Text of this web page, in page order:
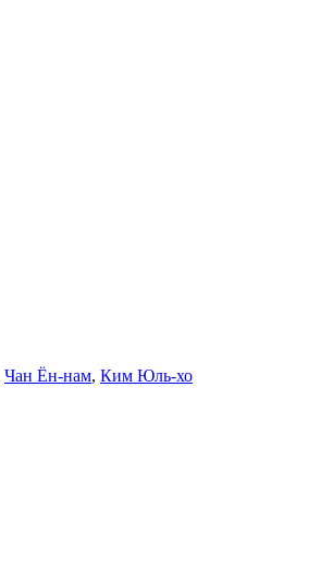
Чан Ён-нам, Ким Юль-хо